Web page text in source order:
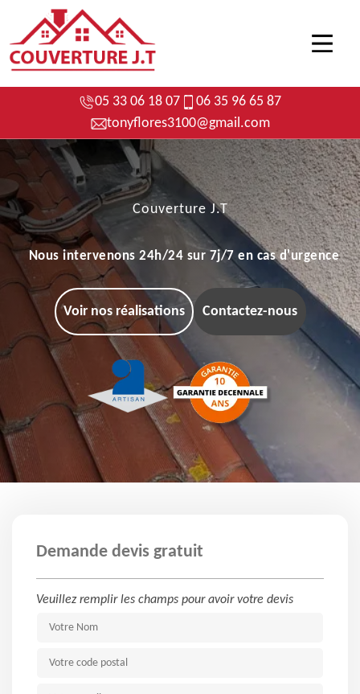
05 33 06 18 07
06 35 96 65 87
tonyflores3100@gmail.com
Couverture J.T
Nous intervenons 24h/24 sur 7j/7 en cas d'urgence
Voir nos réalisations Contactez-nous
Demande devis gratuit
Veuillez remplir les champs pour avoir votre devis